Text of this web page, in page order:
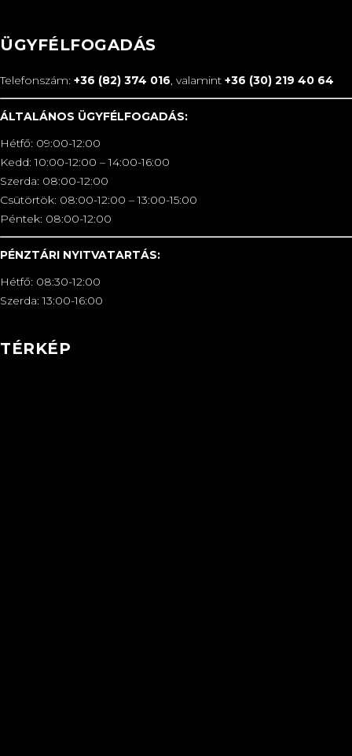
ÜGYFÉLFOGADÁS
Telefonszám: +36 (82) 374 016, valamint +36 (30) 219 40 64
ÁLTALÁNOS ÜGYFÉLFOGADÁS:
Hétfő: 09:00-12:00
Kedd: 10:00-12:00 – 14:00-16:00
Szerda: 08:00-12:00
Csütörtök: 08:00-12:00 – 13:00-15:00
Péntek: 08:00-12:00
PÉNZTÁRI NYITVATARTÁS:
Hétfő: 08:30-12:00
Szerda: 13:00-16:00
TÉRKÉP